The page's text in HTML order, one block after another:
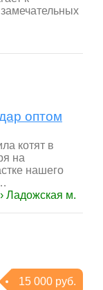
оптом
котят в
на
нашего
Ладожская м.
15 000 руб.